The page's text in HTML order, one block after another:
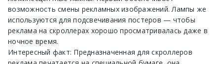
возможность смены рекламных изображений. Лампы же
используются для подсвечивания постеров — чтобы
реклама на скроллерах хорошо просматривалась даже в
ночное время.
Интересный факт: Предназначенная для скроллеров